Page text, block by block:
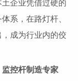
企业凭借过硬的
系，在路灯杆、
成为行业内的佼
控杆制造专家